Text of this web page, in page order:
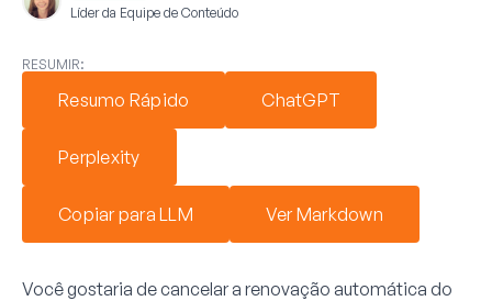
Líder da Equipe de Conteúdo
RESUMIR:
Resumo Rápido ChatGPT
Perplexity
Copiar para LLM Ver Markdown
Você gostaria de cancelar a renovação automática do